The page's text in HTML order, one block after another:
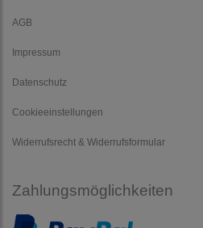
AGB
Impressum
Datenschutz
Cookieeinstellungen
Widerrufsrecht & Widerrufsformular
Zahlungsmöglichkeiten